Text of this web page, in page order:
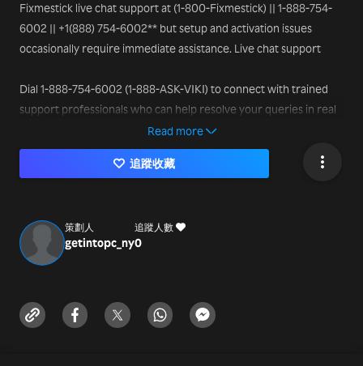
Fixmestick live chat support at (1-800-Fixmestick) || 1-888-754-
6002 || +1(888) 754-6002** but setup and activation issues
occasionally require immediate assistance. Live chat support
Dial 1-888-754-6002 (1-888-ASK-VIKI) to connect with trained
support professionals who can help resolve your queries in real
Read more
追蹤收藏
策劃人
getintopc_ny
追蹤人數
0